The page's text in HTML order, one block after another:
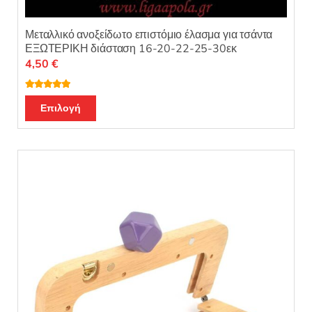
Μεταλλικό ανοξείδωτο επιστόμιο έλασμα για τσάντα
ΕΞΩΤΕΡΙΚΗ διάσταση 16-20-22-25-30εκ
Βαθμολογή
θηκε με5.00
από 5
4,50 €
Επιλογή
το
έχει
επιλογές
μπορούν
να
επιλεγούν
στη